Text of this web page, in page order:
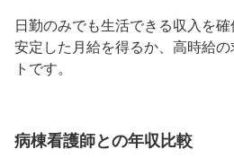
日勤のみでも生活できる収入を
安定した月給を得るか、高時給
トです。
病棟看護師との年収比較